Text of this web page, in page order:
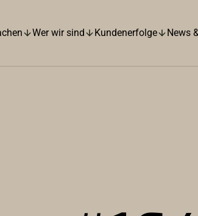
Wer wir sind Kundenerfolge News